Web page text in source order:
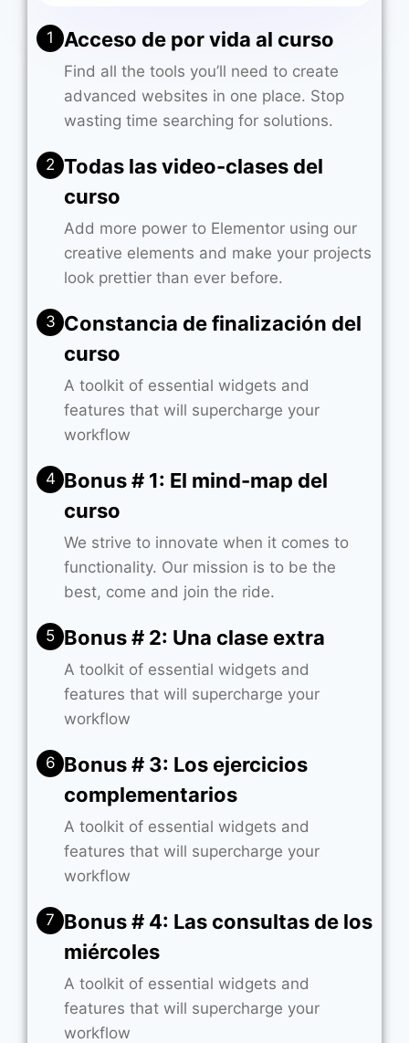
1 Acceso de por vida al curso
Find all the tools you’ll need to create
advanced websites in one place. Stop
wasting time searching for solutions.
2 Todas las video-clases del
curso
Add more power to Elementor using our
creative elements and make your projects
look prettier than ever before.
3 Constancia de finalización del
curso
A toolkit of essential widgets and
features that will supercharge your
workflow
4 Bonus # 1: El mind-map del
curso
We strive to innovate when it comes to
functionality. Our mission is to be the
best, come and join the ride.
5 Bonus # 2: Una clase extra
A toolkit of essential widgets and
features that will supercharge your
workflow
6 Bonus # 3: Los ejercicios
complementarios
A toolkit of essential widgets and
features that will supercharge your
workflow
7 Bonus # 4: Las consultas de los
miércoles
A toolkit of essential widgets and
features that will supercharge your
workflow